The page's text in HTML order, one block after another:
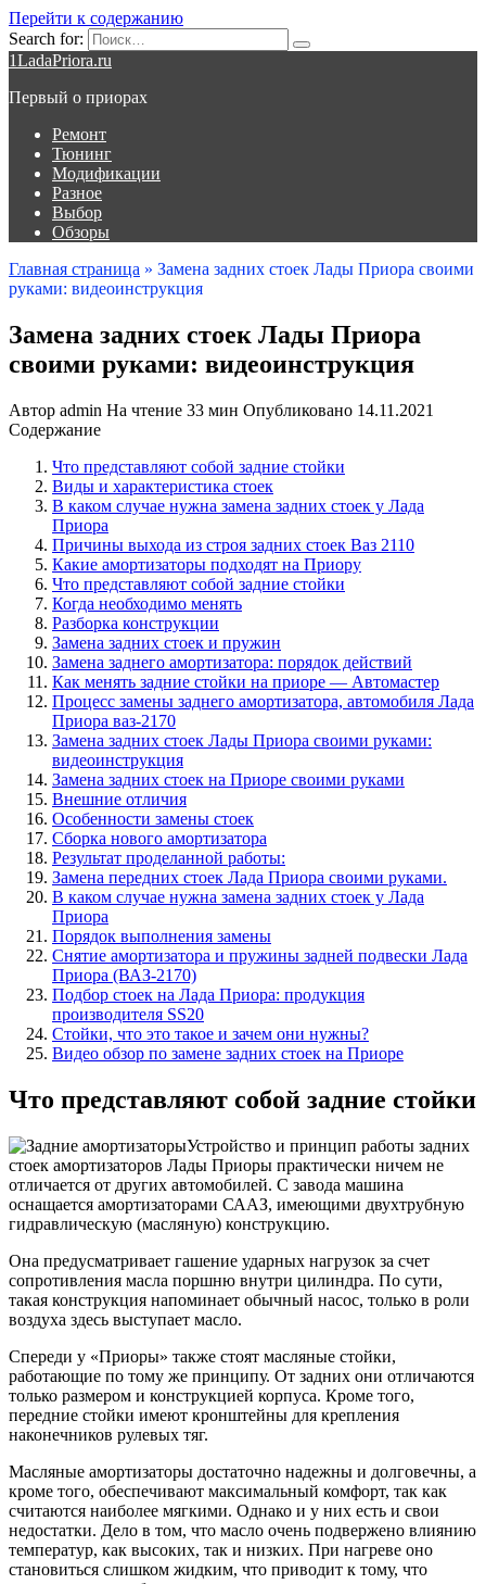
Перейти к содержанию
Search for:
1LadaPriora.ru
Первый о приорах
Ремонт
Тюнинг
Модификации
Разное
Выбор
Обзоры
Главная страница » Замена задних стоек Лады Приора своими
руками: видеоинструкция
Замена задних стоек Лады Приора
своими руками: видеоинструкция
Автор admin На чтение 33 мин Опубликовано 14.11.2021
Содержание
Что представляют собой задние стойки
Виды и характеристика стоек
В каком случае нужна замена задних стоек у Лада
Приора
Причины выхода из строя задних стоек Ваз 2110
Какие амортизаторы подходят на Приору
Что представляют собой задние стойки
Когда необходимо менять
Разборка конструкции
Замена задних стоек и пружин
Замена заднего амортизатора: порядок действий
Как менять задние стойки на приоре — Автомастер
Процесс замены заднего амортизатора, автомобиля Лада
Приора ваз-2170
Замена задних стоек Лады Приора своими руками:
видеоинструкция
Замена задних стоек на Приоре своими руками
Внешние отличия
Особенности замены стоек
Сборка нового амортизатора
Результат проделанной работы:
Замена передних стоек Лада Приора своими руками.
В каком случае нужна замена задних стоек у Лада
Приора
Порядок выполнения замены
Снятие амортизатора и пружины задней подвески Лада
Приора (ВАЗ-2170)
Подбор стоек на Лада Приора: продукция
производителя SS20
Стойки, что это такое и зачем они нужны?
Видео обзор по замене задних стоек на Приоре
Что представляют собой задние стойки
Устройство и принцип работы задних
стоек амортизаторов Лады Приоры практически ничем не
отличается от других автомобилей. С завода машина
оснащается амортизаторами СААЗ, имеющими двухтрубную
гидравлическую (масляную) конструкцию.
Она предусматривает гашение ударных нагрузок за счет
сопротивления масла поршню внутри цилиндра. По сути,
такая конструкция напоминает обычный насос, только в роли
воздуха здесь выступает масло.
Спереди у «Приоры» также стоят масляные стойки,
работающие по тому же принципу. От задних они отличаются
только размером и конструкцией корпуса. Кроме того,
передние стойки имеют кронштейны для крепления
наконечников рулевых тяг.
Масляные амортизаторы достаточно надежны и долговечны, а
кроме того, обеспечивают максимальный комфорт, так как
считаются наиболее мягкими. Однако и у них есть и свои
недостатки. Дело в том, что масло очень подвержено влиянию
температур, как высоких, так и низких. При нагреве оно
становиться слишком жидким, что приводит к тому, что